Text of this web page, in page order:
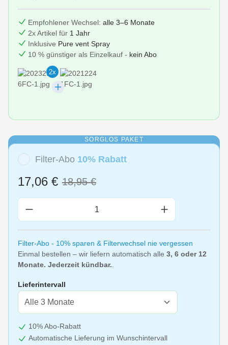
Empfohlener Wechsel: alle 3–6 Monate
2x Artikel für 1 Jahr
Inklusive Pure vent Spray
10 % günstiger als Einzelkauf - kein Abo
2x
SORGLOS PAKET
Filter-Abo 10% Rabatt
Produkt Anzahl: Gib den gewünschten
17,06 € 18,95 €
Filter-Abo - 10% sparen & Filterwechsel nie vergessen
Einmal bestellen – wir liefern automatisch alle 3, 6 oder 12
Monate. Jederzeit kündbar.
Lieferintervall
10% Abo-Rabatt
Automatische Lieferung im Wunschintervall